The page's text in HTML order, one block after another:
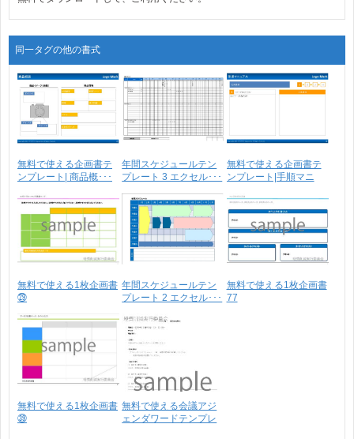
同一タグの他の書式
無料で使える企画書テ
ンプレート| 商品概･･･
年間スケジュールテン
プレート 3 エクセル･･･
無料で使える企画書テ
ンプレート|手順マニ
無料で使える1枚企画書
㉙
年間スケジュールテン
プレート 2 エクセル･･･
無料で使える1枚企画書
77
無料で使える1枚企画書
㊴
無料で使える会議アジ
ェンダワードテンプレ